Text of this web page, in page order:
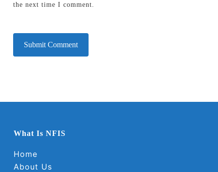
the next time I comment.
What Is NFIS
Home
About Us